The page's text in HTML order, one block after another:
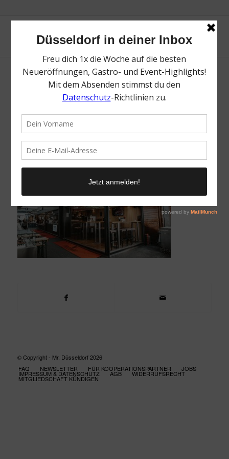
Steakschmiede by Don Carne |
© Copyright - Mr. Düsseldorf 2026
FAQ
NEWSLETTER FÜR KOOPERATIONSPARTNER JOBS
IMPRESSUM & DATENSCHUTZ AGB WIDERRUFSRECHT
MITGLIEDSCHAFT KÜNDIGEN